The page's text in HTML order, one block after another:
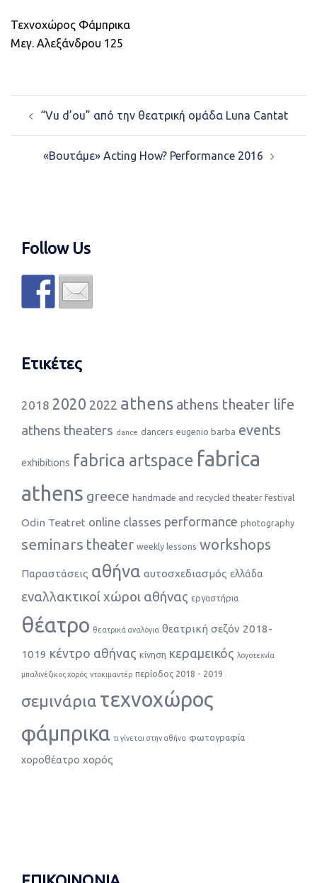
Τεχνοχώρος Φάμπρικα
Μεγ. Αλεξάνδρου 125
navigation
“Vu d’ou” από την θεατρική ομάδα Luna Cantat
«Βουτάμε» Acting How? Performance 2016
Follow Us
Ετικέτες
2018 2020 2022 athens athens theater life
athens theaters dance dancers eugenio barba events
exhibitions fabrica artspace fabrica
athens greece handmade and recycled theater festival
Odin Teatret online classes performance photography
seminars theater weekly lessons workshops
Παραστάσεις αθήνα αυτοσχεδιασμός ελλάδα
εναλλακτικοί χώροι αθήνας εργαστήρια
θέατρο θεατρικά αναλόγια θεατρική σεζόν 2018-
1019 κέντρο αθήνας κίνηση κεραμεικός λογοτεχνία
μπαλινέζικος χορός ντοκιμαντέρ περίοδος 2018 - 2019
σεμινάρια τεχνοχώρος
φάμπρικα τι γίνεται στην αθήνα φωτογραφία
χοροθέατρο χορός